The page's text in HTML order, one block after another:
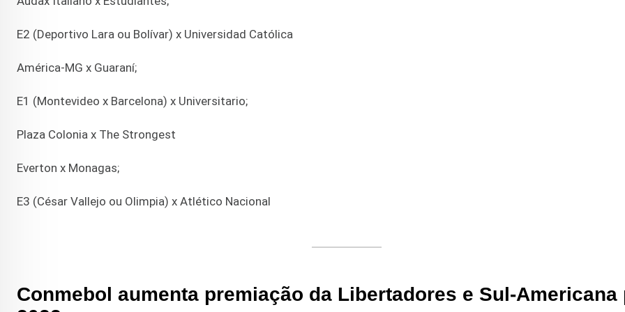
E2 (Deportivo Lara ou Bolívar) x Universidad Católica
América-MG x Guaraní;
E1 (Montevideo x Barcelona) x Universitario;
Plaza Colonia x The Strongest
Everton x Monagas;
E3 (César Vallejo ou Olimpia) x Atlético Nacional
Conmebol aumenta premiação da Libertadores e Sul-Americana